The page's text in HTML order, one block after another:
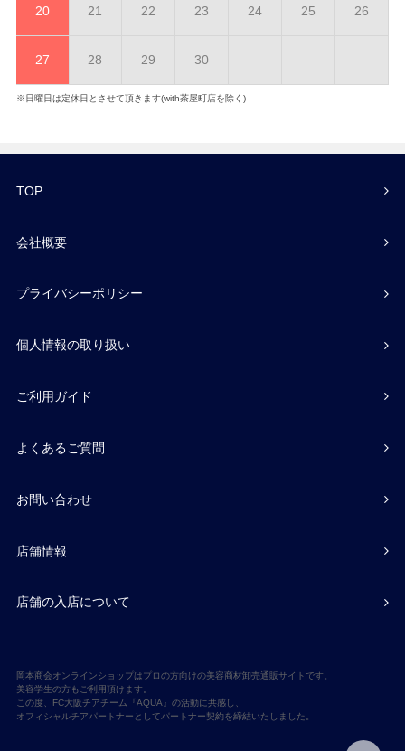
20 21 22 23 24 25 26
27 28 29 30
※日曜日は定休日とさせて頂きます(with茶屋町店を除く)
TOP
会社概要
プライバシーポリシー
個人情報の取り扱い
ご利用ガイド
よくあるご質問
お問い合わせ
店舗情報
店舗の入店について
岡本商会オンラインショップはプロの方向けの美容商材卸売通販サイトです。
美容学生の方もご利用頂けます。
この度、FC大阪チアチーム『AQUA』の活動に共感し、
オフィシャルチアパートナーとしてパートナー契約を締結いたしました。